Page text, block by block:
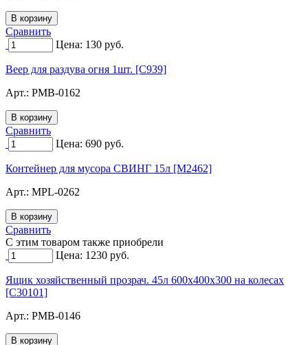
Сравнить
Цена: 130 руб.
Веер для раздува огня 1шт. [C939]
Арт.: PMB-0162
Сравнить
Цена: 690 руб.
Контейнер для мусора СВИНГ 15л [M2462]
Арт.: MPL-0262
Сравнить
C этим товаром также приобрели
Цена: 1230 руб.
Ящик хозяйственный прозрач. 45л 600x400x300 на колесах
[C30101]
Арт.: PMB-0146